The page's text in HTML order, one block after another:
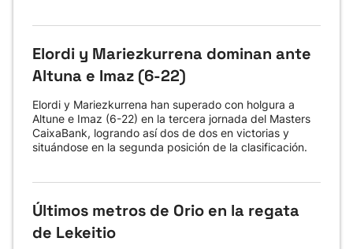
Elordi y Mariezkurrena dominan ante
Altuna e Imaz (6-22)
Elordi y Mariezkurrena han superado con holgura a
Altune e Imaz (6-22) en la tercera jornada del Masters
CaixaBank, logrando así dos de dos en victorias y
situándose en la segunda posición de la clasificación.
Últimos metros de Orio en la regata
de Lekeitio